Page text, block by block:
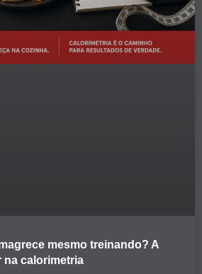
mesmo treinando? A
na calorimetria